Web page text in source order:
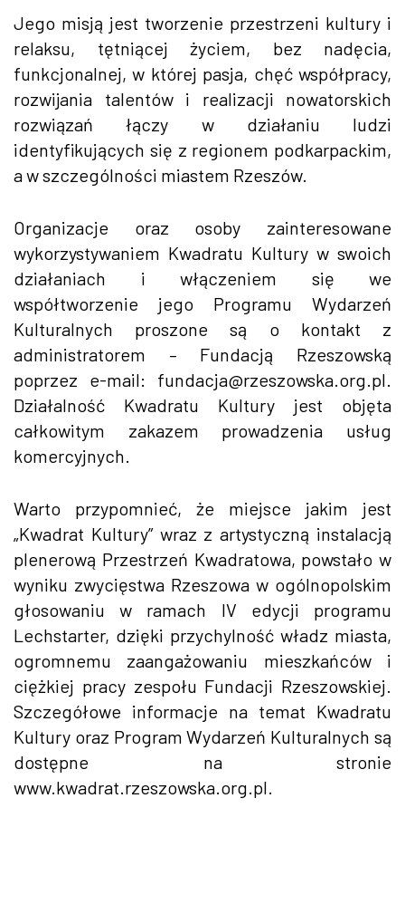
Jego misją jest tworzenie przestrzeni kultury i
relaksu, tętniącej życiem, bez nadęcia,
funkcjonalnej, w której pasja, chęć współpracy,
rozwijania talentów i realizacji nowatorskich
rozwiązań łączy w działaniu ludzi
identyfikujących się z regionem podkarpackim,
a w szczególności miastem Rzeszów.
Organizacje oraz osoby zainteresowane
wykorzystywaniem Kwadratu Kultury w swoich
działaniach i włączeniem się we
współtworzenie jego Programu Wydarzeń
Kulturalnych proszone są o kontakt z
administratorem – Fundacją Rzeszowską
poprzez e-mail: fundacja@rzeszowska.org.pl.
Działalność Kwadratu Kultury jest objęta
całkowitym zakazem prowadzenia usług
komercyjnych.
Warto przypomnieć, że miejsce jakim jest
„Kwadrat Kultury” wraz z artystyczną instalacją
plenerową Przestrzeń Kwadratowa, powstało w
wyniku zwycięstwa Rzeszowa w ogólnopolskim
głosowaniu w ramach IV edycji programu
Lechstarter, dzięki przychylność władz miasta,
ogromnemu zaangażowaniu mieszkańców i
ciężkiej pracy zespołu Fundacji Rzeszowskiej.
Szczegółowe informacje na temat Kwadratu
Kultury oraz Program Wydarzeń Kulturalnych są
dostępne na stronie
www.kwadrat.rzeszowska.org.pl.